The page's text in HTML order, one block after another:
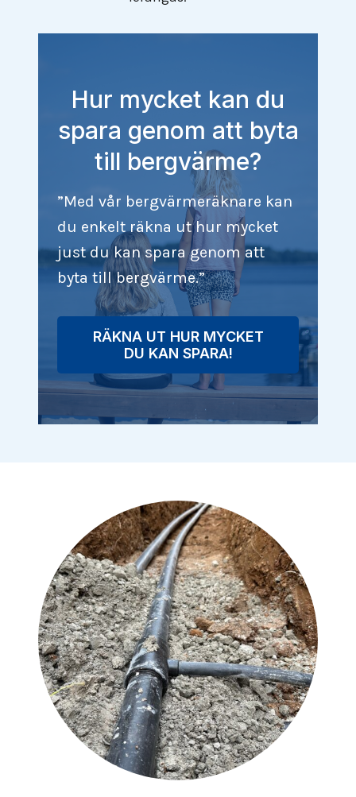
Hur mycket kan du
spara genom att byta
till bergvärme?
”Med vår bergvärmeräknare kan
du enkelt räkna ut hur mycket
just du kan spara genom att
byta till bergvärme.”
RÄKNA UT HUR MYCKET
DU KAN SPARA!